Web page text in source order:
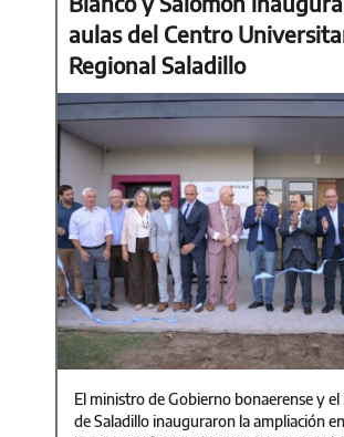
aulas del Centro
Regional Saladillo
El ministro de Gobierno bonaerense y
de Saladillo inauguraron la ampliación